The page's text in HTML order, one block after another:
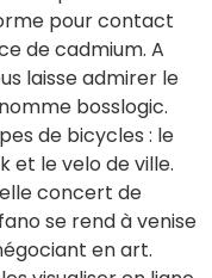
pour contact
de cadmium. A
laisse admirer le
bosslogic.
de bicycles : le
et le velo de ville.
concert de
se rend à venise
en art.